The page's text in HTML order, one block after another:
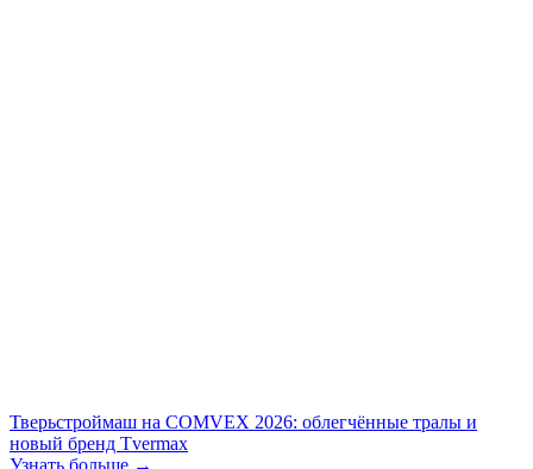
Тверьстроймаш на COMVEX 2026: облегчённые тралы и
новый бренд Tvermax
Узнать больше →